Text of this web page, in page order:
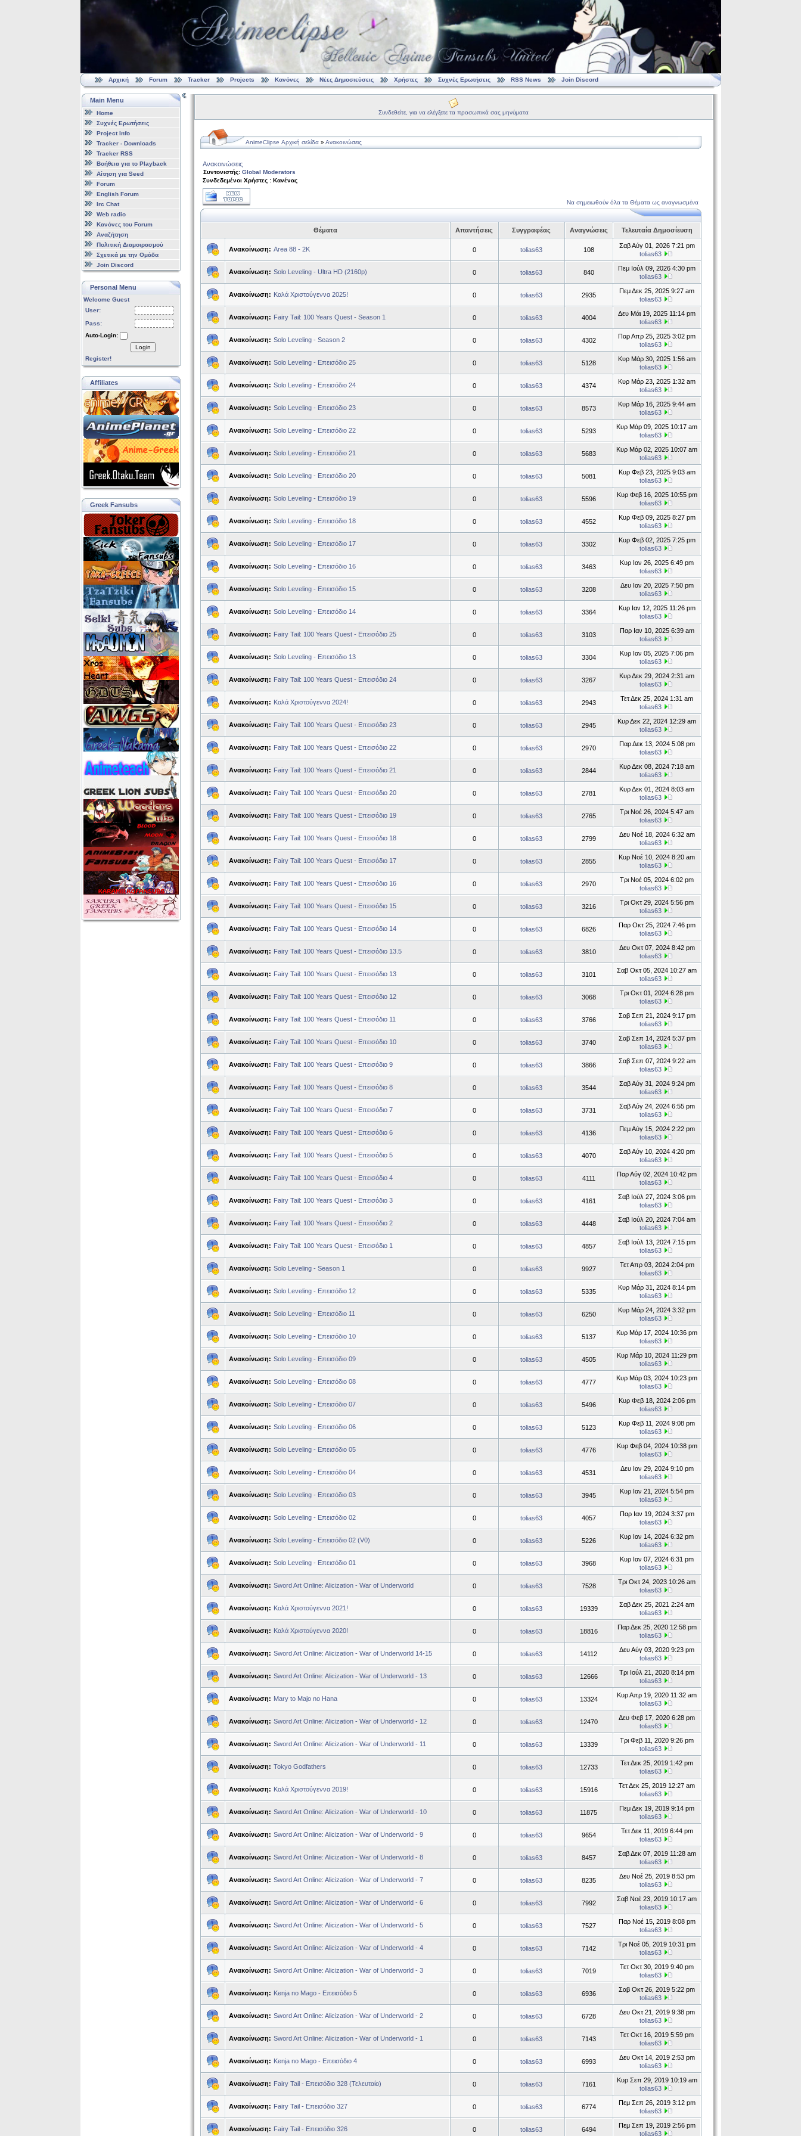
Αρχική Forum Tracker Projects Κανόνες Νέες Δημοσιεύσεις Χρήστες Συχνές Ερωτήσεις RSS News Join Discord
Main Menu
Home
Συχνές Ερωτήσεις
Project Info
Tracker - Downloads
Tracker RSS
Βοήθεια για το Playback
Αίτηση για Seed
Forum
English Forum
Irc Chat
Web radio
Κανόνες του Forum
Αναζήτηση
Πολιτική Διαμοιρασμού
Σχετικά με την Ομάδα
Join Discord
Personal Menu
Welcome Guest
User:
Pass:
Auto-Login:
Login
Register!
Affiliates
Greek Fansubs
Συνδεθείτε, για να ελέγξετε τα προσωπικά σας μηνύματα
AnimeClipse Αρχική σελίδα» Ανακοινώσεις
Ανακοινώσεις
Συντονιστής: Global Moderators
Συνδεδεμένοι Χρήστες : Κανένας
Να σημειωθούν όλα τα Θέματα ως αναγνωσμένα
Θέματα Απαντήσεις Συγγραφέας Αναγνώσεις Τελευταία Δημοσίευση
Ανακοίνωση: Area 88 - 2K 0 tolias63 108
Σαβ Αύγ 01, 2026 7:21 pm
tolias63
Ανακοίνωση: Solo Leveling - Ultra HD (2160p) 0 tolias63 840
Πεμ Ιούλ 09, 2026 4:30 pm
tolias63
Ανακοίνωση: Καλά Χριστούγεννα 2025! 0 tolias63 2935
Πεμ Δεκ 25, 2025 9:27 am
tolias63
Ανακοίνωση: Fairy Tail: 100 Years Quest - Season 1 0 tolias63 4004
Δευ Μάι 19, 2025 11:14 pm
tolias63
Ανακοίνωση: Solo Leveling - Season 2 0 tolias63 4302
Παρ Απρ 25, 2025 3:02 pm
tolias63
Ανακοίνωση: Solo Leveling - Επεισόδιο 25 0 tolias63 5128
Κυρ Μάρ 30, 2025 1:56 am
tolias63
Ανακοίνωση: Solo Leveling - Επεισόδιο 24 0 tolias63 4374
Κυρ Μάρ 23, 2025 1:32 am
tolias63
Ανακοίνωση: Solo Leveling - Επεισόδιο 23 0 tolias63 8573
Κυρ Μάρ 16, 2025 9:44 am
tolias63
Ανακοίνωση: Solo Leveling - Επεισόδιο 22 0 tolias63 5293
Κυρ Μάρ 09, 2025 10:17 am
tolias63
Ανακοίνωση: Solo Leveling - Επεισόδιο 21 0 tolias63 5683
Κυρ Μάρ 02, 2025 10:07 am
tolias63
Ανακοίνωση: Solo Leveling - Επεισόδιο 20 0 tolias63 5081
Κυρ Φεβ 23, 2025 9:03 am
tolias63
Ανακοίνωση: Solo Leveling - Επεισόδιο 19 0 tolias63 5596
Κυρ Φεβ 16, 2025 10:55 pm
tolias63
Ανακοίνωση: Solo Leveling - Επεισόδιο 18 0 tolias63 4552
Κυρ Φεβ 09, 2025 8:27 pm
tolias63
Ανακοίνωση: Solo Leveling - Επεισόδιο 17 0 tolias63 3302
Κυρ Φεβ 02, 2025 7:25 pm
tolias63
Ανακοίνωση: Solo Leveling - Επεισόδιο 16 0 tolias63 3463
Κυρ Ιαν 26, 2025 6:49 pm
tolias63
Ανακοίνωση: Solo Leveling - Επεισόδιο 15 0 tolias63 3208
Δευ Ιαν 20, 2025 7:50 pm
tolias63
Ανακοίνωση: Solo Leveling - Επεισόδιο 14 0 tolias63 3364
Κυρ Ιαν 12, 2025 11:26 pm
tolias63
Ανακοίνωση: Fairy Tail: 100 Years Quest - Επεισόδιο 25 0 tolias63 3103
Παρ Ιαν 10, 2025 6:39 am
tolias63
Ανακοίνωση: Solo Leveling - Επεισόδιο 13 0 tolias63 3304
Κυρ Ιαν 05, 2025 7:06 pm
tolias63
Ανακοίνωση: Fairy Tail: 100 Years Quest - Επεισόδιο 24 0 tolias63 3267
Κυρ Δεκ 29, 2024 2:31 am
tolias63
Ανακοίνωση: Καλά Χριστούγεννα 2024! 0 tolias63 2943
Τετ Δεκ 25, 2024 1:31 am
tolias63
Ανακοίνωση: Fairy Tail: 100 Years Quest - Επεισόδιο 23 0 tolias63 2945
Κυρ Δεκ 22, 2024 12:29 am
tolias63
Ανακοίνωση: Fairy Tail: 100 Years Quest - Επεισόδιο 22 0 tolias63 2970
Παρ Δεκ 13, 2024 5:08 pm
tolias63
Ανακοίνωση: Fairy Tail: 100 Years Quest - Επεισόδιο 21 0 tolias63 2844
Κυρ Δεκ 08, 2024 7:18 am
tolias63
Ανακοίνωση: Fairy Tail: 100 Years Quest - Επεισόδιο 20 0 tolias63 2781
Κυρ Δεκ 01, 2024 8:03 am
tolias63
Ανακοίνωση: Fairy Tail: 100 Years Quest - Επεισόδιο 19 0 tolias63 2765
Τρι Νοέ 26, 2024 5:47 am
tolias63
Ανακοίνωση: Fairy Tail: 100 Years Quest - Επεισόδιο 18 0 tolias63 2799
Δευ Νοέ 18, 2024 6:32 am
tolias63
Ανακοίνωση: Fairy Tail: 100 Years Quest - Επεισόδιο 17 0 tolias63 2855
Κυρ Νοέ 10, 2024 8:20 am
tolias63
Ανακοίνωση: Fairy Tail: 100 Years Quest - Επεισόδιο 16 0 tolias63 2970
Τρι Νοέ 05, 2024 6:02 pm
tolias63
Ανακοίνωση: Fairy Tail: 100 Years Quest - Επεισόδιο 15 0 tolias63 3216
Τρι Οκτ 29, 2024 5:56 pm
tolias63
Ανακοίνωση: Fairy Tail: 100 Years Quest - Επεισόδιο 14 0 tolias63 6826
Παρ Οκτ 25, 2024 7:46 pm
tolias63
Ανακοίνωση: Fairy Tail: 100 Years Quest - Επεισόδιο 13.5 0 tolias63 3810
Δευ Οκτ 07, 2024 8:42 pm
tolias63
Ανακοίνωση: Fairy Tail: 100 Years Quest - Επεισόδιο 13 0 tolias63 3101
Σαβ Οκτ 05, 2024 10:27 am
tolias63
Ανακοίνωση: Fairy Tail: 100 Years Quest - Επεισόδιο 12 0 tolias63 3068
Τρι Οκτ 01, 2024 6:28 pm
tolias63
Ανακοίνωση: Fairy Tail: 100 Years Quest - Επεισόδιο 11 0 tolias63 3766
Σαβ Σεπ 21, 2024 9:17 pm
tolias63
Ανακοίνωση: Fairy Tail: 100 Years Quest - Επεισόδιο 10 0 tolias63 3740
Σαβ Σεπ 14, 2024 5:37 pm
tolias63
Ανακοίνωση: Fairy Tail: 100 Years Quest - Επεισόδιο 9 0 tolias63 3866
Σαβ Σεπ 07, 2024 9:22 am
tolias63
Ανακοίνωση: Fairy Tail: 100 Years Quest - Επεισόδιο 8 0 tolias63 3544
Σαβ Αύγ 31, 2024 9:24 pm
tolias63
Ανακοίνωση: Fairy Tail: 100 Years Quest - Επεισόδιο 7 0 tolias63 3731
Σαβ Αύγ 24, 2024 6:55 pm
tolias63
Ανακοίνωση: Fairy Tail: 100 Years Quest - Επεισόδιο 6 0 tolias63 4136
Πεμ Αύγ 15, 2024 2:22 pm
tolias63
Ανακοίνωση: Fairy Tail: 100 Years Quest - Επεισόδιο 5 0 tolias63 4070
Σαβ Αύγ 10, 2024 4:20 pm
tolias63
Ανακοίνωση: Fairy Tail: 100 Years Quest - Επεισόδιο 4 0 tolias63 4111
Παρ Αύγ 02, 2024 10:42 pm
tolias63
Ανακοίνωση: Fairy Tail: 100 Years Quest - Επεισόδιο 3 0 tolias63 4161
Σαβ Ιούλ 27, 2024 3:06 pm
tolias63
Ανακοίνωση: Fairy Tail: 100 Years Quest - Επεισόδιο 2 0 tolias63 4448
Σαβ Ιούλ 20, 2024 7:04 am
tolias63
Ανακοίνωση: Fairy Tail: 100 Years Quest - Επεισόδιο 1 0 tolias63 4857
Σαβ Ιούλ 13, 2024 7:15 pm
tolias63
Ανακοίνωση: Solo Leveling - Season 1 0 tolias63 9927
Τετ Απρ 03, 2024 2:04 pm
tolias63
Ανακοίνωση: Solo Leveling - Επεισόδιο 12 0 tolias63 5335
Κυρ Μάρ 31, 2024 8:14 pm
tolias63
Ανακοίνωση: Solo Leveling - Επεισόδιο 11 0 tolias63 6250
Κυρ Μάρ 24, 2024 3:32 pm
tolias63
Ανακοίνωση: Solo Leveling - Επεισόδιο 10 0 tolias63 5137
Κυρ Μάρ 17, 2024 10:36 pm
tolias63
Ανακοίνωση: Solo Leveling - Επεισόδιο 09 0 tolias63 4505
Κυρ Μάρ 10, 2024 11:29 pm
tolias63
Ανακοίνωση: Solo Leveling - Επεισόδιο 08 0 tolias63 4777
Κυρ Μάρ 03, 2024 10:23 pm
tolias63
Ανακοίνωση: Solo Leveling - Επεισόδιο 07 0 tolias63 5496
Κυρ Φεβ 18, 2024 2:06 pm
tolias63
Ανακοίνωση: Solo Leveling - Επεισόδιο 06 0 tolias63 5123
Κυρ Φεβ 11, 2024 9:08 pm
tolias63
Ανακοίνωση: Solo Leveling - Επεισόδιο 05 0 tolias63 4776
Κυρ Φεβ 04, 2024 10:38 pm
tolias63
Ανακοίνωση: Solo Leveling - Επεισόδιο 04 0 tolias63 4531
Δευ Ιαν 29, 2024 9:10 pm
tolias63
Ανακοίνωση: Solo Leveling - Επεισόδιο 03 0 tolias63 3945
Κυρ Ιαν 21, 2024 5:54 pm
tolias63
Ανακοίνωση: Solo Leveling - Επεισόδιο 02 0 tolias63 4057
Παρ Ιαν 19, 2024 3:37 pm
tolias63
Ανακοίνωση: Solo Leveling - Επεισόδιο 02 (V0) 0 tolias63 5226
Κυρ Ιαν 14, 2024 6:32 pm
tolias63
Ανακοίνωση: Solo Leveling - Επεισόδιο 01 0 tolias63 3968
Κυρ Ιαν 07, 2024 6:31 pm
tolias63
Ανακοίνωση: Sword Art Online: Alicization - War of Underworld 0 tolias63 7528
Τρι Οκτ 24, 2023 10:26 am
tolias63
Ανακοίνωση: Καλά Χριστούγεννα 2021! 0 tolias63 19339
Σαβ Δεκ 25, 2021 2:24 am
tolias63
Ανακοίνωση: Καλά Χριστούγεννα 2020! 0 tolias63 18816
Παρ Δεκ 25, 2020 12:58 pm
tolias63
Ανακοίνωση: Sword Art Online: Alicization - War of Underworld 14-15 0 tolias63 14112
Δευ Αύγ 03, 2020 9:23 pm
tolias63
Ανακοίνωση: Sword Art Online: Alicization - War of Underworld - 13 0 tolias63 12666
Τρι Ιούλ 21, 2020 8:14 pm
tolias63
Ανακοίνωση: Mary to Majo no Hana 0 tolias63 13324
Κυρ Απρ 19, 2020 11:32 am
tolias63
Ανακοίνωση: Sword Art Online: Alicization - War of Underworld - 12 0 tolias63 12470
Δευ Φεβ 17, 2020 6:28 pm
tolias63
Ανακοίνωση: Sword Art Online: Alicization - War of Underworld - 11 0 tolias63 13339
Τρι Φεβ 11, 2020 9:26 pm
tolias63
Ανακοίνωση: Tokyo Godfathers 0 tolias63 12733
Τετ Δεκ 25, 2019 1:42 pm
tolias63
Ανακοίνωση: Καλά Χριστούγεννα 2019! 0 tolias63 15916
Τετ Δεκ 25, 2019 12:27 am
tolias63
Ανακοίνωση: Sword Art Online: Alicization - War of Underworld - 10 0 tolias63 11875
Πεμ Δεκ 19, 2019 9:14 pm
tolias63
Ανακοίνωση: Sword Art Online: Alicization - War of Underworld - 9 0 tolias63 9654
Τετ Δεκ 11, 2019 6:44 pm
tolias63
Ανακοίνωση: Sword Art Online: Alicization - War of Underworld - 8 0 tolias63 8457
Σαβ Δεκ 07, 2019 11:28 am
tolias63
Ανακοίνωση: Sword Art Online: Alicization - War of Underworld - 7 0 tolias63 8235
Δευ Νοέ 25, 2019 8:53 pm
tolias63
Ανακοίνωση: Sword Art Online: Alicization - War of Underworld - 6 0 tolias63 7992
Σαβ Νοέ 23, 2019 10:17 am
tolias63
Ανακοίνωση: Sword Art Online: Alicization - War of Underworld - 5 0 tolias63 7527
Παρ Νοέ 15, 2019 8:08 pm
tolias63
Ανακοίνωση: Sword Art Online: Alicization - War of Underworld - 4 0 tolias63 7142
Τρι Νοέ 05, 2019 10:31 pm
tolias63
Ανακοίνωση: Sword Art Online: Alicization - War of Underworld - 3 0 tolias63 7019
Τετ Οκτ 30, 2019 9:40 pm
tolias63
Ανακοίνωση: Kenja no Mago - Επεισόδιο 5 0 tolias63 6936
Σαβ Οκτ 26, 2019 5:22 pm
tolias63
Ανακοίνωση: Sword Art Online: Alicization - War of Underworld - 2 0 tolias63 6728
Δευ Οκτ 21, 2019 9:38 pm
tolias63
Ανακοίνωση: Sword Art Online: Alicization - War of Underworld - 1 0 tolias63 7143
Τετ Οκτ 16, 2019 5:59 pm
tolias63
Ανακοίνωση: Kenja no Mago - Επεισόδιο 4 0 tolias63 6993
Δευ Οκτ 14, 2019 2:53 pm
tolias63
Ανακοίνωση: Fairy Tail - Επεισόδιο 328 (Τελευταίο) 0 tolias63 7161
Κυρ Σεπ 29, 2019 10:19 am
tolias63
Ανακοίνωση: Fairy Tail - Επεισόδιο 327 0 tolias63 6774
Πεμ Σεπ 26, 2019 3:12 pm
tolias63
Ανακοίνωση: Fairy Tail - Επεισόδιο 326 0 tolias63 6494
Πεμ Σεπ 19, 2019 2:56 pm
tolias63